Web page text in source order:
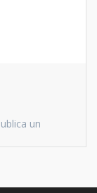
un